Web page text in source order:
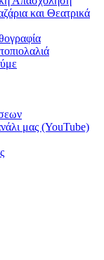
και Θεατρικά
μας (YouTube)